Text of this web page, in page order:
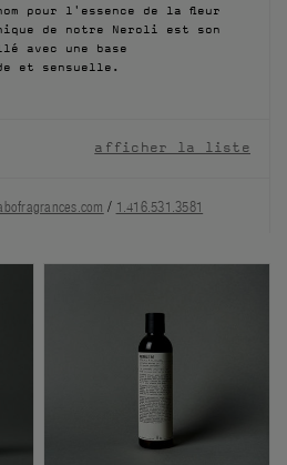
pour l'essence de la fleur
de notre Neroli est son
avec une base
et sensuelle.
afficher la liste
/ 1.416.531.3581